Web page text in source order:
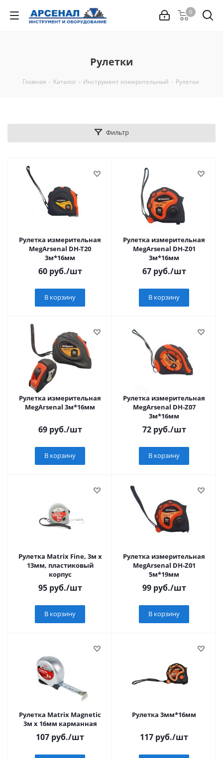
0
Рулетки
Главная - Каталог - Инструмент измерительный - Рулетки
Фильтр
Рулетка измерительная
MegArsenal DH-T20
3м*16мм
60руб./шт
В корзину
Рулетка измерительная
MegArsenal DH-Z01
3м*16мм
67руб./шт
В корзину
Рулетка измерительная
MegArsenal 3м*16мм
69руб./шт
В корзину
Рулетка измерительная
MegArsenal DH-Z07
3м*16мм
72руб./шт
В корзину
Рулетка Matrix Fine, 3м х
13мм, пластиковый
корпус
95руб./шт
В корзину
Рулетка измерительная
MegArsenal DH-Z01
5м*19мм
99руб./шт
В корзину
Рулетка Matrix Magnetic
3м х 16мм карманная
107 руб./шт
Рулетка 3мм*16мм
117 руб./шт